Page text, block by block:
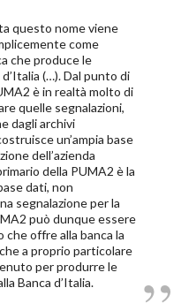
Padoa
questo nome viene
come
che produce le
(…). Dal punto di
è in realtà molto di
quelle segnalazioni,
dagli archivi
un’ampia base
dell’azienda
della PUMA2 è la
dati, non
segnalazione per la
può dunque essere
offre alla banca la
a proprio particolare
per produrre le
Banca d’Italia.